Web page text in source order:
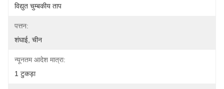
विद्युत चुम्बकीय ताप
पत्तन:
शंघाई, चीन
न्यूनतम आदेश मात्रा:
1 टुकड़ा